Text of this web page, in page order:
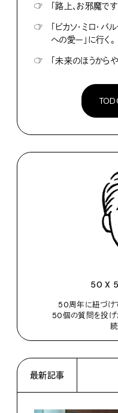
☞
「路上、お邪魔です
☞
「ピカソ・ミロ・
への愛ー」に行く。
☞
「未来のほうからや
50 X
50周年に紐づけ
50個の質問を投げ
最新記事